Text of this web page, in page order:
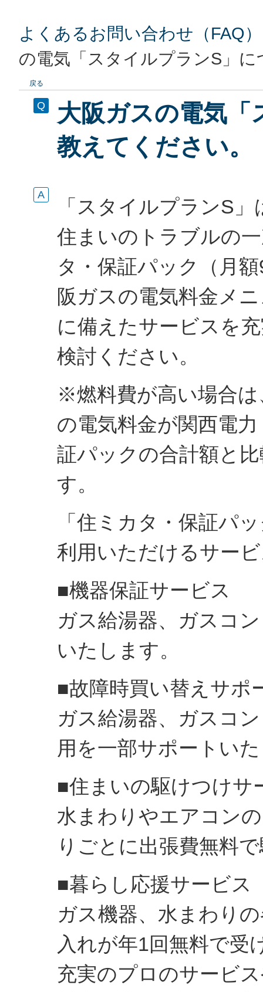
よくあるお問い合わせ（FAQ）
の電気「スタイルプランS」
戻る
大阪ガスの電気
教えてください。
「スタイルプランS
住まいのトラブルの
タ・保証パック（月
阪ガスの電気料金メ
に備えたサービスを
検討ください。
※燃料費が高い場合
の電気料金が関西電
証パックの合計額と
す。
「住ミカタ・保証パ
利用いただけるサー
■機器保証サービス
ガス給湯器、ガスコ
いたします。
■故障時買い替えサポ
ガス給湯器、ガスコ
用を一部サポートい
■住まいの駆けつけサ
水まわりやエアコン
りごとに出張費無料
■暮らし応援サービス
ガス機器、水まわり
入れが年1回無料で受
充実のプロのサービ